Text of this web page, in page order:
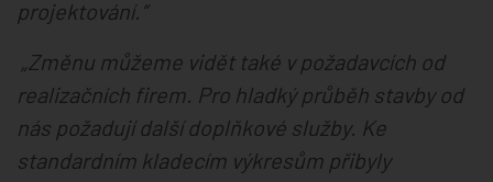
projektování.“
„Změnu můžeme vidět také v požadavcích od
realizačních firem. Pro hladký průběh stavby od
nás požadují další doplňkové služby. Ke
standardním kladecím výkresům přibyly